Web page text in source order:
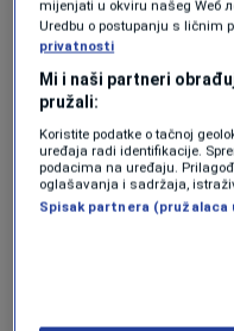
bili su Nedeljko
iz Istočnog
socijaldemokrata
načelnik opštine
odbora SDS-a,
Elek
mijenjati u okviru našeg Wеб
Uredbu o postupanju s ličnim
privatnosti
Mi i naši partneri
pružali:
Koristite podatke o tačnoj
uređaja radi identifikacije.
podacima na uređaju.
oglašavanja i sadržaja,
Spisak partnera (pružalaca